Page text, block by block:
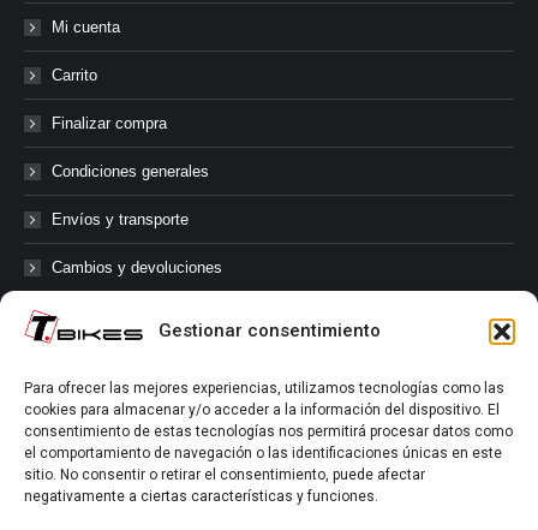
Gestionar consentimiento
Para ofrecer las mejores experiencias, utilizamos tecnologías como las
cookies para almacenar y/o acceder a la información del dispositivo. El
consentimiento de estas tecnologías nos permitirá procesar datos como
el comportamiento de navegación o las identificaciones únicas en este
sitio. No consentir o retirar el consentimiento, puede afectar
negativamente a ciertas características y funciones.
Mi cuenta
Carrito
Finalizar compra
Condiciones generales
Envíos y transporte
Cambios y devoluciones
@tbikes.cat #tbikes
Síguenos en las redes sociales de Tbikes, mantente informado de
nuestras novedades, productos, salidas en grupo, ofertas, sorteos ...
y muchos más!